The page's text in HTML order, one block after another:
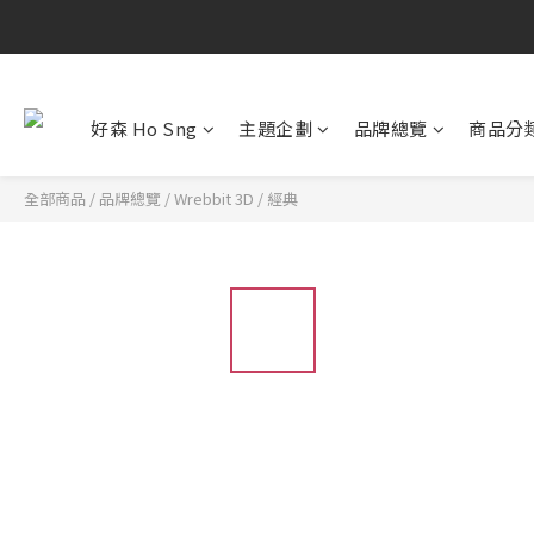
好森 Ho Sng 主題企劃 品牌總覽 商品分
全部商品 / 品牌總覽 /Wrebbit 3D / 經典